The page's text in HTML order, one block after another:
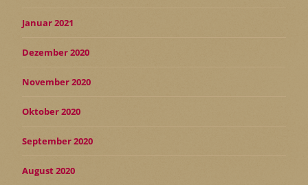
Januar 2021
Dezember 2020
November 2020
Oktober 2020
September 2020
August 2020